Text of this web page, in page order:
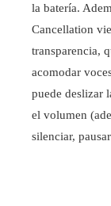
la batería.
Cancellation
transparencia,
acomodar
puede deslizar
el volumen
silenciar,